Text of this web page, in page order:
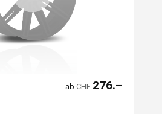
abCHF 276.–